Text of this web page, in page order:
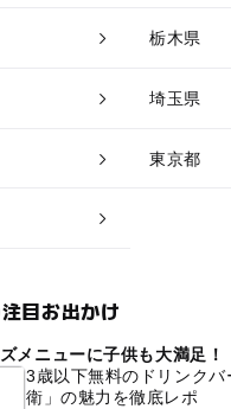
栃木県
埼玉県
東京都
目お出かけ
メニューに子供も大満足！
3歳以下無料のドリンク
衛」の魅力を徹底レポ